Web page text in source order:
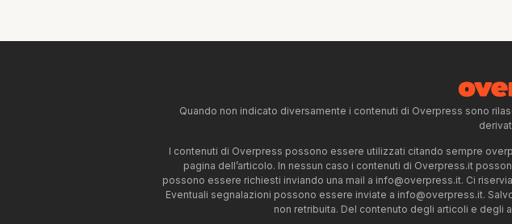
Quando non indicato diversamente i contenuti di Overpress sono
I contenuti di Overpress possono essere utilizzati citando sempre
pagina dell’articolo. In nessun caso i contenuti di Overpress.it
possono essere richiesti inviando una mail a info@overpress.it. Ci
Eventuali segnalazioni possono essere inviate a info@overpress.it.
non retribuita. Del contenuto degli articoli e degli